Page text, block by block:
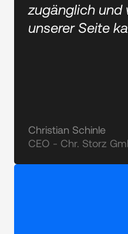
zugänglich
unserer Seite
Christian Schinle
CEO - Chr. Storz